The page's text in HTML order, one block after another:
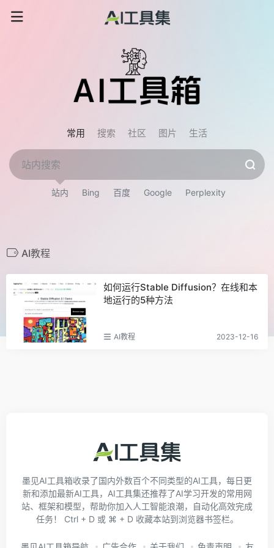
常用 搜索 社区 图片 生活
站内 Bing 百度 Google Perplexity
AI教程
如何运行Stable Diffusion？在线和本
地运行的5种方法
AI教程 2023-12-16
墨见AI工具箱收录了国内外数百个不同类型的AI工具，每日更
新和添加最新AI工具，AI工具集还推荐了AI学习开发的常用网
站、框架和模型，帮助你加入人工智能浪潮，自动化高效完成
任务！ Ctrl + D 或 ⌘ + D 收藏本站到浏览器书签栏。